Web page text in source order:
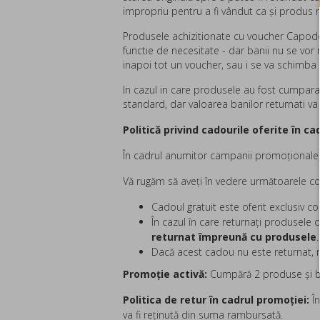
impropriu pentru a fi vândut ca și produs
Produsele achizitionate cu voucher
functie de necesitate - dar banii nu se
inapoi tot un voucher, sau i se va
In cazul in care produsele au fost
standard, dar valoarea banilor returnati
Politică privind cadourile oferite în
În cadrul anumitor campanii
Vă rugăm să aveți în vedere următoarele
Cadoul gratuit este oferit exclusiv
În cazul în care returnați produsele
returnat împreună cu produsele.
Dacă acest cadou nu este
Promoție activă: Cumpără 2 produse și
Politica de retur în cadrul promoției:
va fi reținută din suma rambursată.